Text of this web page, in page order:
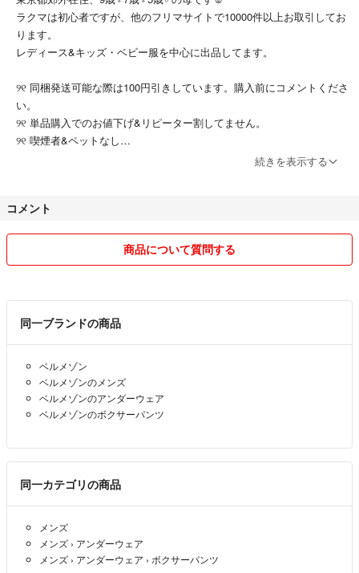
ラクマは初心者ですが、他のフリマサイトで10000件以上お取引してお
ります。
レディース&キッズ・ベビー服を中心に出品してます。
୨୧ 同梱発送可能な際は100円引きしています。購入前にコメントくださ
い。
୨୧ 単品購入でのお値下げ&リピーター割してません。
୨୧ 喫煙者&ペットなし
＼発送について／
୨୧ 東京または神奈川からの発送です。
୨୧ ヤマト運輸⇄日本郵政に変更する場合があります。
୨୧ 購入者様都合による返品には対応できません。
୨୧ 急ぎの場合は購入前にコメントください。
全てのお取引きに普通評価を付ける方のようです。トラブルがあった等
ではありません(>_<)
ః◌꙳✧ంః◌꙳✧ంః◌꙳✧ంః◌꙳✧ంః◌꙳✧ంః◌
＼好きなもの／
すみっコぐらし うさまる リラックマ シナモロール
続きを表示する
コメント
商品について質問する
同一ブランドの商品
ベルメゾン
ベルメゾンのメンズ
ベルメゾンのアンダーウェア
ベルメゾンのボクサーパンツ
同一カテゴリの商品
メンズ
メンズ › アンダーウェア
メンズ › アンダーウェア › ボクサーパンツ